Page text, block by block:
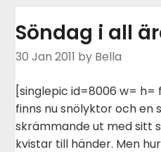
Söndag i all
30 Jan 2011 by Bella
[singlepic id=8006 w=
finns nu snölyktor och en
skrämmande ut med sitt
kvistar till händer. Men